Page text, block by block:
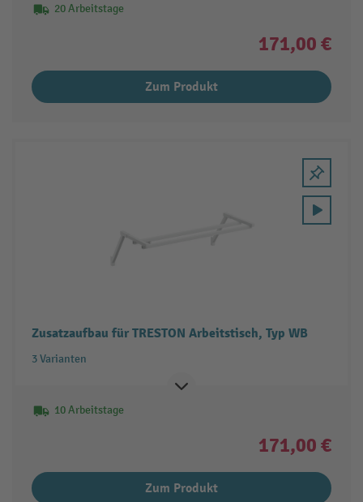
20 Arbeitstage
171,00 €
Zum Produkt
Zusatzaufbau für TRESTON Arbeitstisch, Typ WB
3 Varianten
10 Arbeitstage
171,00 €
Zum Produkt